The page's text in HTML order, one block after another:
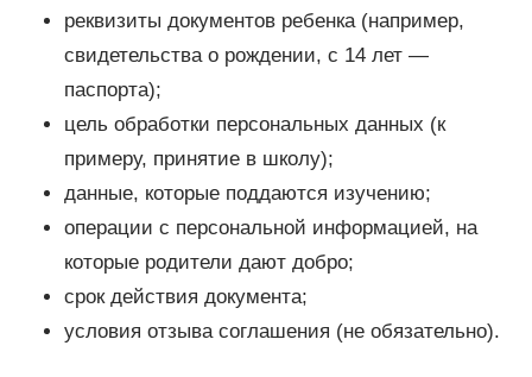
реквизиты документов ребенка (например,
свидетельства о рождении, с 14 лет —
паспорта);
цель обработки персональных данных (к
примеру, принятие в школу);
данные, которые поддаются изучению;
операции с персональной информацией, на
которые родители дают добро;
срок действия документа;
условия отзыва соглашения (не обязательно).